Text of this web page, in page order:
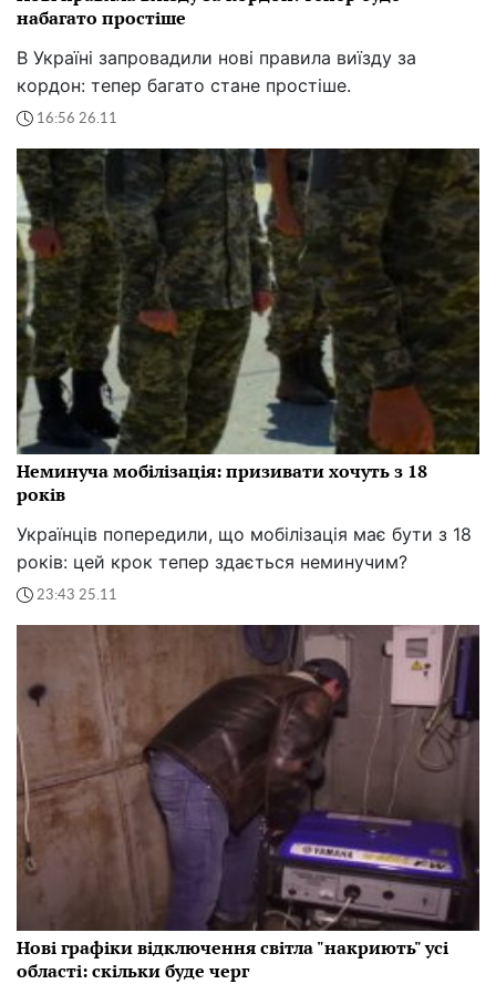
набагато простіше
В Україні запровадили нові правила виїзду за
кордон: тепер багато стане простіше.
16:56 26.11
Неминуча мобілізація: призивати хочуть з 18
років
Українців попередили, що мобілізація має бути з 18
років: цей крок тепер здається неминучим?
23:43 25.11
Нові графіки відключення світла "накриють" усі
області: скільки буде черг